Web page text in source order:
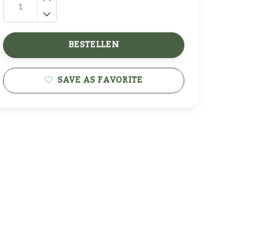
BESTELLEN
SAVE AS FAVORITE